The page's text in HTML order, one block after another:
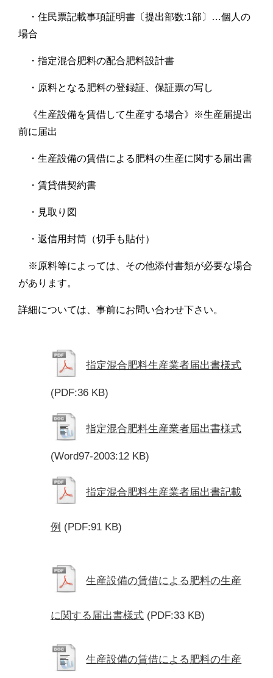
・住民票記載事項証明書〔提出部数:1部〕…個人の
場合
・指定混合肥料の配合肥料設計書
・原料となる肥料の登録証、保証票の写し
《生産設備を賃借して生産する場合》※生産届提出
前に届出
・生産設備の賃借による肥料の生産に関する届出書
・賃貸借契約書
・見取り図
・返信用封筒（切手も貼付）
※原料等によっては、その他添付書類が必要な場合
があります。
詳細については、事前にお問い合わせ下さい。
指定混合肥料生産業者届出書様式
(PDF:36 KB)
指定混合肥料生産業者届出書様式
(Word97-2003:12 KB)
指定混合肥料生産業者届出書記載
例 (PDF:91 KB)
生産設備の賃借による肥料の生産
に関する届出書様式 (PDF:33 KB)
生産設備の賃借による肥料の生産